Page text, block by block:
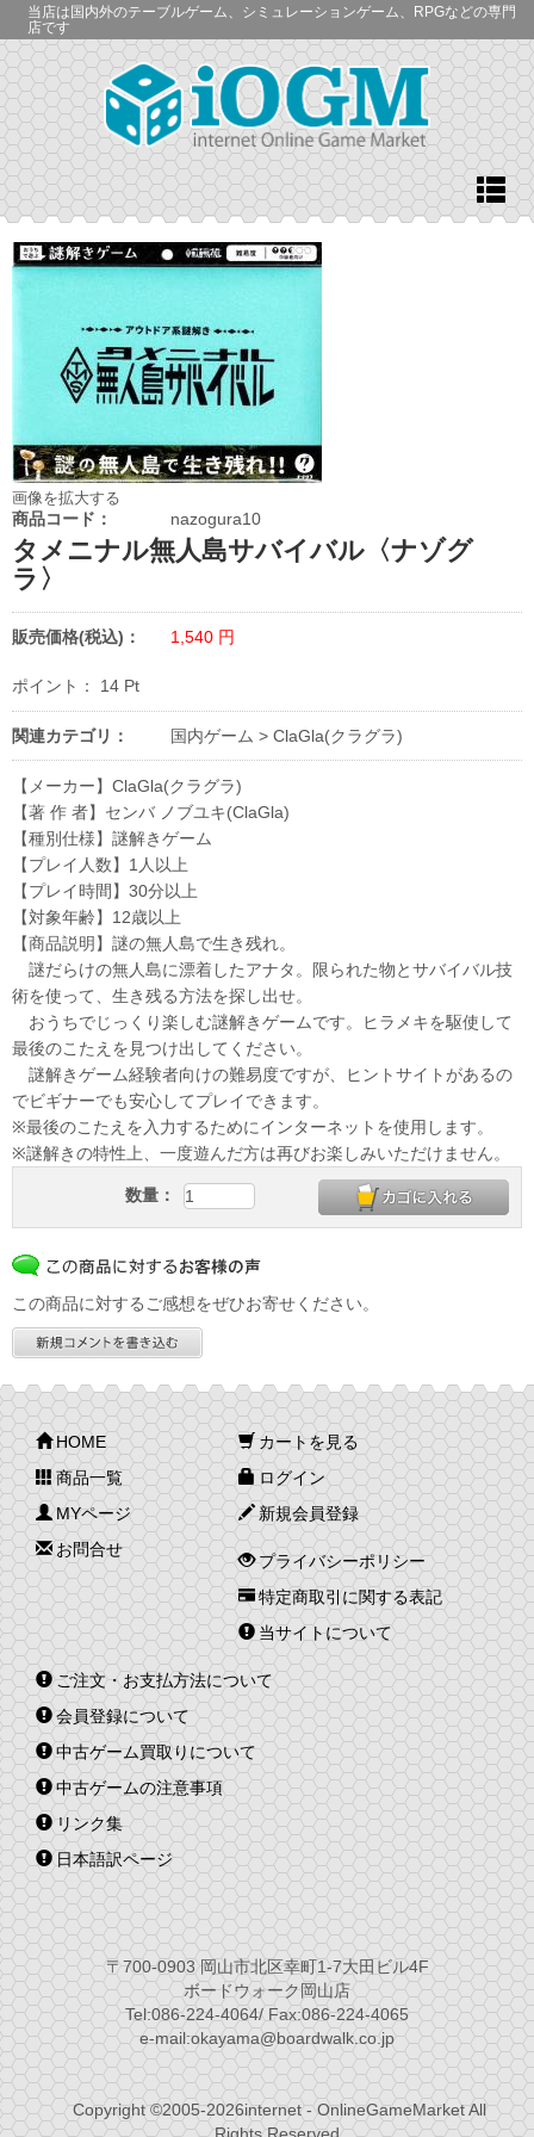
当店は国内外のテーブルゲーム、シミュレーションゲーム、RPGなどの専門
店です
画像を拡大する
商品コード： nazogura10
タメニナル無人島サバイバル〈ナゾグ
ラ〉
販売価格(税込)： 1,540 円
ポイント： 14 Pt
関連カテゴリ： 国内ゲーム > ClaGla(クラグラ)
【メーカー】ClaGla(クラグラ)
【著 作 者】センバ ノブユキ(ClaGla)
【種別仕様】謎解きゲーム
【プレイ人数】1人以上
【プレイ時間】30分以上
【対象年齢】12歳以上
【商品説明】謎の無人島で生き残れ。
謎だらけの無人島に漂着したアナタ。限られた物とサバイバル技
術を使って、生き残る方法を探し出せ。
おうちでじっくり楽しむ謎解きゲームです。ヒラメキを駆使して
最後のこたえを見つけ出してください。
謎解きゲーム経験者向けの難易度ですが、ヒントサイトがあるの
でビギナーでも安心してプレイできます。
※最後のこたえを入力するためにインターネットを使用します。
※謎解きの特性上、一度遊んだ方は再びお楽しみいただけません。
数量：
この商品に対するご感想をぜひお寄せください。
HOME
商品一覧
MYページ
お問合せ
カートを見る
ログイン
新規会員登録
プライバシーポリシー
特定商取引に関する表記
当サイトについて
ご注文・お支払方法について
会員登録について
中古ゲーム買取りについて
中古ゲームの注意事項
リンク集
日本語訳ページ
〒700-0903 岡山市北区幸町1-7大田ビル4F
ボードウォーク岡山店
Tel:086-224-4064/ Fax:086-224-4065
e-mail:okayama@boardwalk.co.jp
Copyright ©2005-2026internet - OnlineGameMarket All